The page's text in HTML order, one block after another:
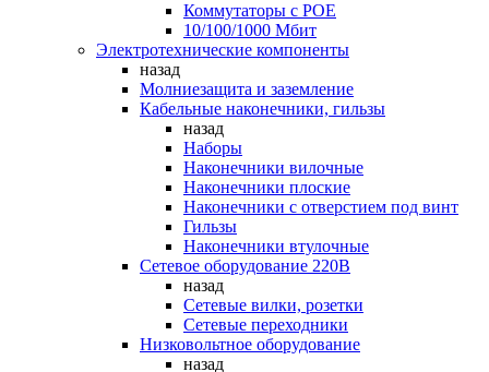
Коммутаторы c POE
10/100/1000 Мбит
Электротехнические компоненты
назад
Молниезащита и заземление
Кабельные наконечники, гильзы
назад
Наборы
Наконечники вилочные
Наконечники плоские
Наконечники с отверстием под винт
Гильзы
Наконечники втулочные
Сетевое оборудование 220В
назад
Сетевые вилки, розетки
Сетевые переходники
Низковольтное оборудование
назад